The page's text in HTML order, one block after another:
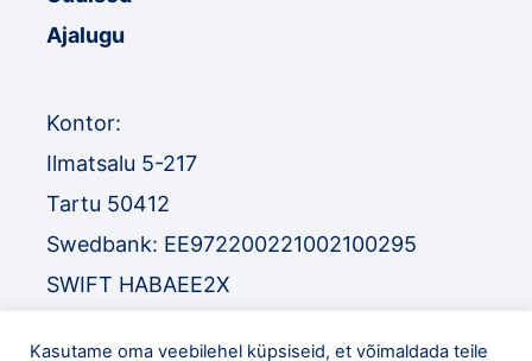
Ajalugu
Kontor:
Ilmatsalu 5-217
Tartu 50412
Swedbank: EE972200221002100295
SWIFT HABAEE2X
Kasutame oma veebilehel küpsiseid, et võimaldada teile